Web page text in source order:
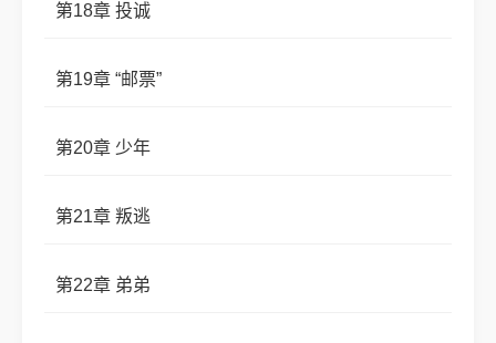
第18章 投诚
第19章 “邮票”
第20章 少年
第21章 叛逃
第22章 弟弟